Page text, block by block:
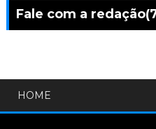
Fale com a
HOME